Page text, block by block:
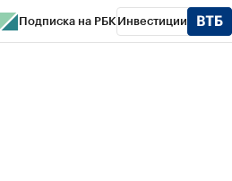
Подписка на РБК Инвестиции